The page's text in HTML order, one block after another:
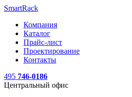
SmartRack
Компания
Каталог
Прайс-лист
Проектирование
Контакты
495 746-0186
Центральный офис